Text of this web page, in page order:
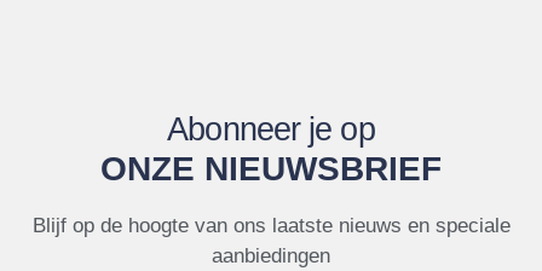
Abonneer je op
ONZE NIEUWSBRIEF
Blijf op de hoogte van ons laatste nieuws en speciale
aanbiedingen